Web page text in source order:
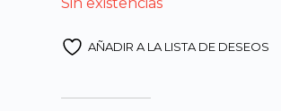
AÑADIR A LA LISTA DE DESEOS